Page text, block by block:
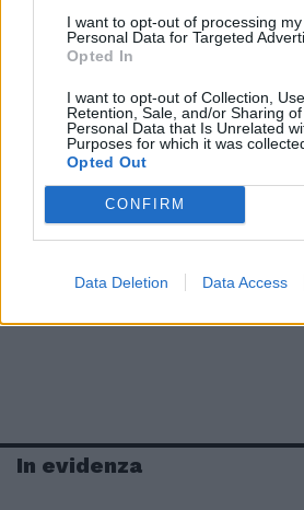
I want to opt-out of processing my
Personal Data for Targeted
Opted In
I want to opt-out of Collection, Use,
Retention, Sale, and/or Sharing
Personal Data that Is Unrelated
Purposes for which it was
Opted Out
CONFIRM
Data Deletion Data Access
In evidenza